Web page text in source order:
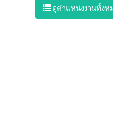
ดูตำแหน่งงานทั้งห